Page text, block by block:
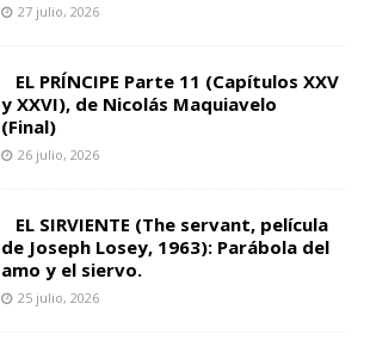
27 julio, 2026
EL PRÍNCIPE Parte 11 (Capítulos XXV
y XXVI), de Nicolás Maquiavelo
(Final)
26 julio, 2026
EL SIRVIENTE (The servant, película
de Joseph Losey, 1963): Parábola del
amo y el siervo.
25 julio, 2026